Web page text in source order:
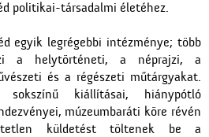
politikai-társadalmi életéhez.
egyik legrégebbi intézménye; több
a helytörténeti, a néprajzi, a
és a régészeti műtárgyakat.
sokszínű kiállításai, hiánypótló
múzeumbaráti köre révén
küldetést töltenek be a